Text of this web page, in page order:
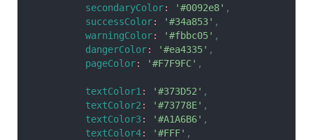
secondaryColor: '#0092e8' ,
successColor: '#34a853' ,
warningColor: '#fbbc05' ,
dangerColor: '#ea4335' ,
pageColor: '#F7F9FC' ,
textColor1 : '#373D52' ,
textColor2 : '#73778E' ,
textColor3: '#A1A6B6' ,
textColor4: '#FFF' ,